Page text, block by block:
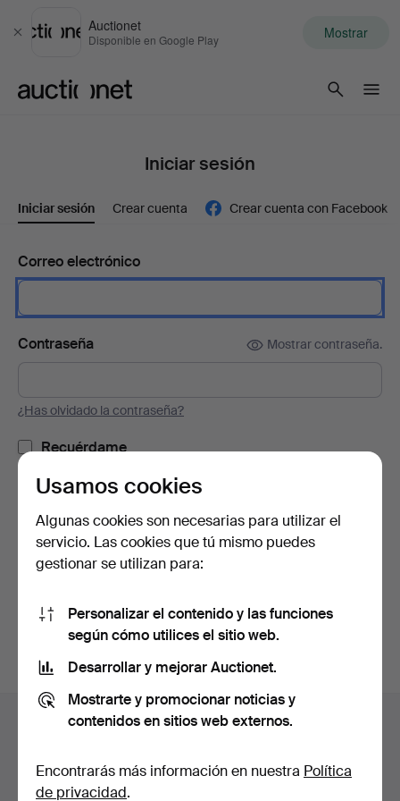
Cerrar
Auctionet
Disponible en Google Play Mostrar
Iniciar sesión
Iniciar sesión Crear cuenta Crear cuenta con Facebook
Correo electrónico
Contraseña Mostrar contraseña.
¿Has olvidado la contraseña?
Recuérdame
o iniciar sesión a través de Facebook
Navegación
pie
Ayuda y contacto
Todas las casas de subastas
Usamos cookies
Algunas cookies son necesarias para utilizar el
servicio. Las cookies que tú mismo puedes
gestionar se utilizan para:
Personalizar el contenido y las funciones
según cómo utilices el sitio web.
Desarrollar y mejorar Auctionet.
Mostrarte y promocionar noticias y
contenidos en sitios web externos.
Encontrarás más información en nuestra Política
de privacidad.